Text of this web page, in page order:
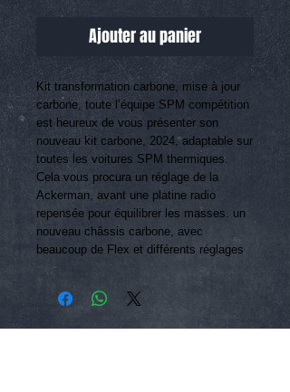
Ajouter au panier
Kit transformation carbone, mise à jour
carbone, toute l’équipe SPM compétition
est heureux de vous présenter son
nouveau kit carbone, 2024, adaptable sur
toutes les voitures SPM thermiques.
Cela vous procura un réglage de la
Ackerman, avant une platine radio
repensée pour équilibrer les masses. un
nouveau châssis carbone, avec
beaucoup de Flex et différents réglages